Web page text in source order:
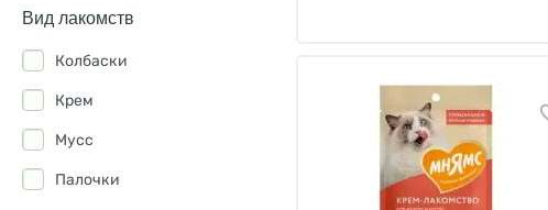
Вид лакомств
Колбаски
Крем
Мусс
Палочки